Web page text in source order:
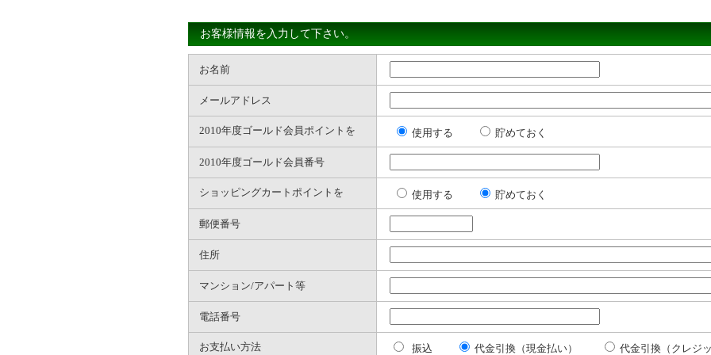
お客様情報を入力して下さい。
お名前
メールアドレス
2010年度ゴールド会員ポイントを 使用する 貯めておく
2010年度ゴールド会員番号
ショッピングカートポイントを 使用する 貯めておく
郵便番号
住所
マンション/アパート等
電話番号
お支払い方法 振込 代金引換（現金払い） 代金引換（クレジ